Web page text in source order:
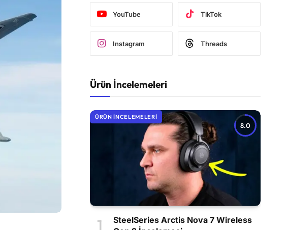
YouTube TikTok
Instagram Threads
Ürün İncelemeleri
8.0
ÜRÜN İNCELEMELERI
SteelSeries Arctis Nova 7 Wireless